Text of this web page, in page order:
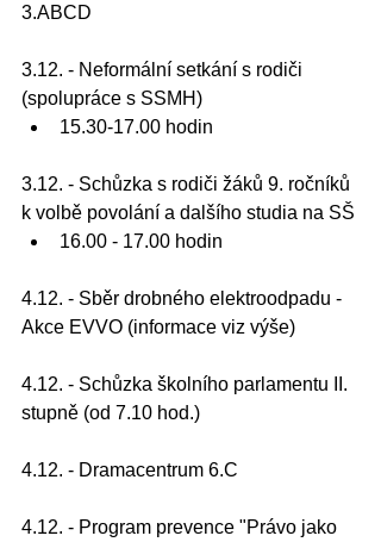
3.ABCD
3.12. - Neformální setkání s rodiči
(spolupráce s SSMH)
15.30-17.00 hodin
3.12. - Schůzka s rodiči žáků 9. ročníků
k volbě povolání a dalšího studia na SŠ
16.00 - 17.00 hodin
4.12. - Sběr drobného elektroodpadu -
Akce EVVO (informace viz výše)
4.12. - Schůzka školního parlamentu II.
stupně (od 7.10 hod.)
4.12. - Dramacentrum 6.C
4.12. - Program prevence "Právo jako